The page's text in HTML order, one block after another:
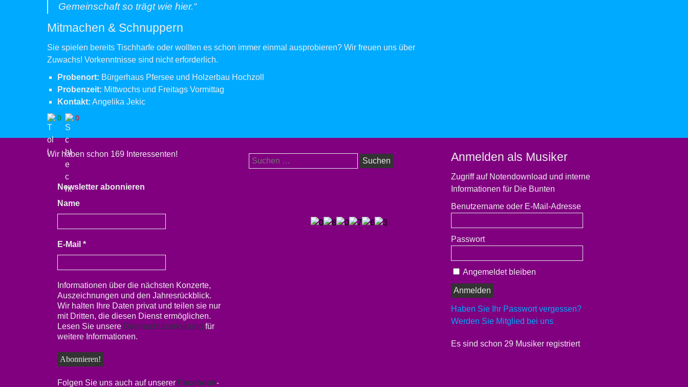
Gemeinschaft so trägt wie hier.“
Mitmachen & Schnuppern
Sie spielen bereits Tischharfe oder wollten es schon immer einmal ausprobieren? Wir freuen uns über
Zuwachs! Vorkenntnisse sind nicht erforderlich.
Probenort: Bürgerhaus Pfersee und Holzerbau Hochzoll
Probenzeit: Mittwochs und Freitags Vormittag
Kontakt: Angelika Jekic
0 0
Wir haben schon 169 Interessenten!
Newsletter abonnieren
Name
E-Mail *
Informationen über die nächsten Konzerte,
Auszeichnungen und den Jahresrückblick.
Wir halten Ihre Daten privat und teilen sie nur
mit Dritten, die diesen Dienst ermöglichen.
Lesen Sie unsere Datenschutzerklärung für
weitere Informationen.
Folgen Sie uns auch auf unserer Facebook-
Suchen
nach:
Anmelden als Musiker
Zugriff auf Notendownload und interne
Informationen für Die Bunten
Benutzername oder E-Mail-Adresse
Passwort
Angemeldet bleiben
Haben Sie Ihr Passwort vergessen?
Werden Sie Mitglied bei uns
Es sind schon 29 Musiker registriert